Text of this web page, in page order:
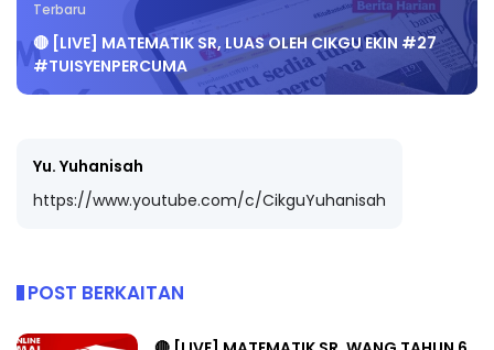
Terbaru
🔴 [LIVE] MATEMATIK SR, LUAS OLEH CIKGU EKIN #27
#TUISYENPERCUMA
Yu. Yuhanisah
https://www.youtube.com/c/CikguYuhanisah
POST BERKAITAN